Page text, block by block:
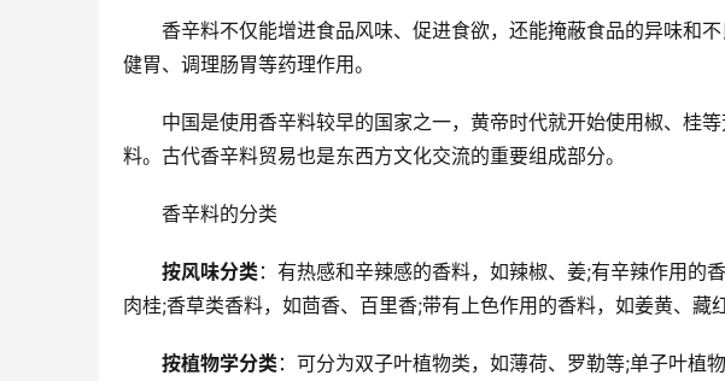
香辛料不仅能增进食品风味、促进食欲，还能掩蔽食品的异味和
健胃、调理肠胃等药理作用。
中国是使用香辛料较早的国家之一，黄帝时代就开始使用椒、桂
料。古代香辛料贸易也是东西方文化交流的重要组成部分。
香辛料的分类
按风味分类：有热感和辛辣感的香料，如辣椒、姜;有辛辣作用的
肉桂;香草类香料，如茴香、百里香;带有上色作用的香料，如姜黄、藏
按植物学分类：可分为双子叶植物类，如薄荷、罗勒等;单子叶植